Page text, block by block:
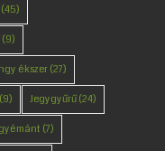
(9)
ékszer(27)
Jegygyűrű(24)
(7)